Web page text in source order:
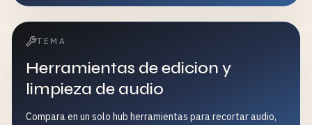
TEMA
Herramientas de edicion y
limpieza de audio
Compara en un solo hub herramientas para recortar audio,